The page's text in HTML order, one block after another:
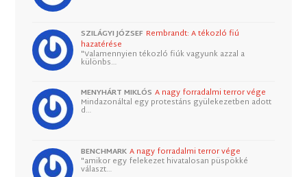
SZILÁGYI JÓZSEF Rembrandt: A tékozló fiú
hazatérése
"Valamennyien tékozló fiúk vagyunk azzal a
különbs…
MENYHÁRT MIKLÓS A nagy forradalmi terror vége
Mindazonáltal egy protestáns gyülekezetben adott
d…
BENCHMARK A nagy forradalmi terror vége
"amikor egy felekezet hivatalosan püspökké
választ…